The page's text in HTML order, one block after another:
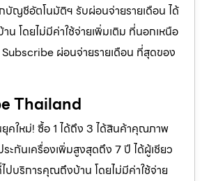
บัญชีอัตโนมัติฯ รับผ่อนจ่ายรายเดือน ได้
โดยไม่มีค่าใช้จ่ายเพิ่มเติม ที่นอกเหนือ
ผ่อนจ่ายรายเดือน ที่สุดของ
Thailand
คใหม่! ซื้อ 1 ได้ถึง 3 ได้สินค้าคุณภาพ
ะกันเครื่องเพิ่มสูงสุดถึง 7 ปี ได้ผู้เชียว
บริการคุณถึงบ้าน โดยไม่มีค่าใช้จ่าย